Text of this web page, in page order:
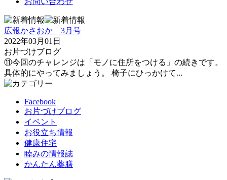
広報かさおか 3月号
2022年03月01日
お片づけブログ
⑪今回のチャレンジは「モノに住所をつける」の続きです。
具体的にやってみましょう。 椅子にひっかけて...
Facebook
お片づけブログ
イベント
お役立ち情報
健康住宅
睦みの情報誌
かんたん薬膳